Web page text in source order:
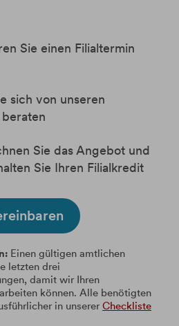
Sie einen Filialtermin
sich von unseren
Sie das Angebot und
Sie Ihren Filialkredit
Einen gültigen amtlichen
letzten drei
damit wir Ihren
können. Alle benötigten
in unserer Checkliste